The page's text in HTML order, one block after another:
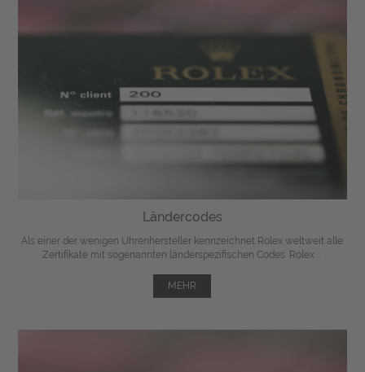
Ländercodes
Als einer der wenigen Uhrenhersteller kennzeichnet Rolex weltweit alle
Zertifikate mit sogenannten länderspezifischen Codes. Rolex ...
MEHR